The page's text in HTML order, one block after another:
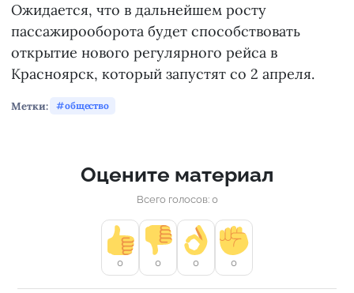
Ожидается, что в дальнейшем росту
пассажирооборота будет способствовать
открытие нового регулярного рейса в
Красноярск, который запустят со 2 апреля.
Метки: общество
Оцените материал
Всего голосов: 0
0 0 0 0